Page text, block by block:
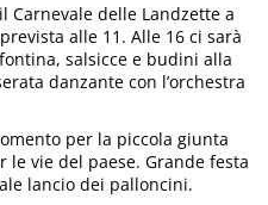
il Carnevale delle Landzette a
alle 11. Alle 16 ci sarà
salsicce e budini alla
danzante con l’orchestra
per la piccola giunta
le vie del paese. Grande festa
lancio dei palloncini.